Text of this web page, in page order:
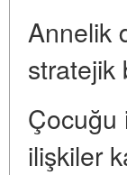
Annelik
stratejik
Çocuğu
ilişkiler